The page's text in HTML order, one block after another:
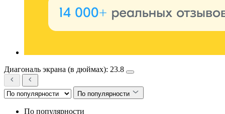
Диагональ экрана (в дюймах): 23.8
По популярности
По популярности